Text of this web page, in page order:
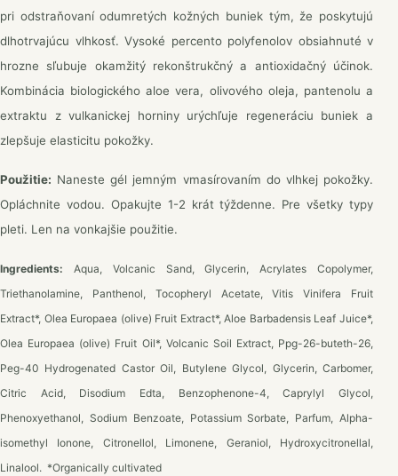
pri odstraňovaní odumretých kožných buniek tým, že poskytujú
dlhotrvajúcu vlhkosť. Vysoké percento polyfenolov obsiahnuté v
hrozne sľubuje okamžitý rekonštrukčný a antioxidačný účinok.
Kombinácia biologického aloe vera, olivového oleja, pantenolu a
extraktu z vulkanickej horniny urýchľuje regeneráciu buniek a
zlepšuje elasticitu pokožky.
Použitie: Naneste gél jemným vmasírovaním do vlhkej pokožky.
Opláchnite vodou. Opakujte 1-2 krát týždenne. Pre všetky typy
pleti. Len na vonkajšie použitie.
Ingredients: Aqua, Volcanic Sand, Glycerin, Acrylates Copolymer,
Triethanolamine, Panthenol, Tocopheryl Acetate, Vitis Vinifera Fruit
Extract*, Olea Europaea (olive) Fruit Extract*, Aloe Barbadensis Leaf Juice*,
Olea Europaea (olive) Fruit Oil*, Volcanic Soil Extract, Ppg-26-buteth-26,
Peg-40 Hydrogenated Castor Oil, Butylene Glycol, Glycerin, Carbomer,
Citric Acid, Disodium Edta, Benzophenone-4, Caprylyl Glycol,
Phenoxyethanol, Sodium Benzoate, Potassium Sorbate, Parfum, Alpha-
isomethyl Ionone, Citronellol, Limonene, Geraniol, Hydroxycitronellal,
Linalool. *Organically cultivated